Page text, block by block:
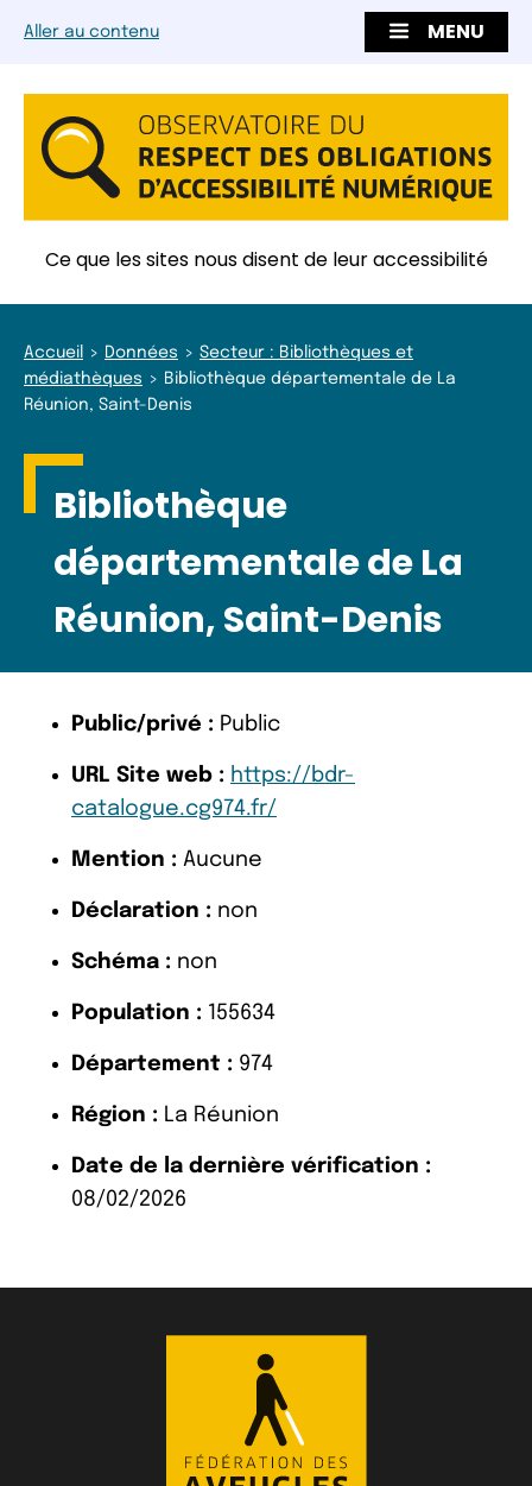
Aller au contenu MENU
Ce que les sites nous disent de leur accessibilité
Accueil Données
Secteur : Bibliothèques et
médiathèques
Bibliothèque départementale de La
Réunion, Saint-Denis
Bibliothèque
départementale de La
Réunion, Saint-Denis
Public/privé : Public
URL Site web : https://bdr-
catalogue.cg974.fr/
Mention : Aucune
Déclaration : non
Schéma : non
Population : 155634
Département : 974
Région : La Réunion
Date de la dernière vérification :
08/02/2026